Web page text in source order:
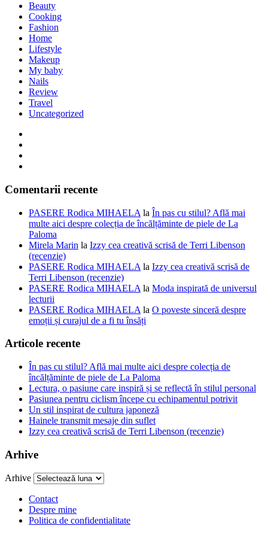
Beauty
Cooking
Fashion
Home
Lifestyle
Makeup
My baby
Nails
Review
Travel
Uncategorized
Comentarii recente
PASERE Rodica MIHAELA la În pas cu stilul? Află mai
multe aici despre colecția de încălțăminte de piele de La
Paloma
Mirela Marin la Izzy cea creativă scrisă de Terri Libenson
(recenzie)
PASERE Rodica MIHAELA la Izzy cea creativă scrisă de
Terri Libenson (recenzie)
PASERE Rodica MIHAELA la Moda inspirată de universul
lecturii
PASERE Rodica MIHAELA la O poveste sinceră despre
emoții și curajul de a fi tu însăți
Articole recente
În pas cu stilul? Află mai multe aici despre colecția de
încălțăminte de piele de La Paloma
Lectura, o pasiune care inspiră și se reflectă în stilul personal
Pasiunea pentru ciclism începe cu echipamentul potrivit
Un stil inspirat de cultura japoneză
Hainele transmit mesaje din suflet
Izzy cea creativă scrisă de Terri Libenson (recenzie)
Arhive
Arhive
Contact
Despre mine
Politica de confidentialitate